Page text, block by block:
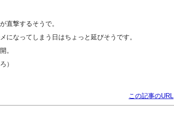
直撃するそうで。
になってしまう日はちょっと延びそうです。
。
）
この記事のURL